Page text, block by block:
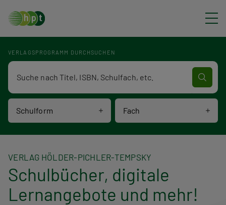
VERLAGSPROGRAMM DURCHSUCHEN
Schulform Fach
Verlagsprogramm Volltextsuche
VERLAG HÖLDER-PICHLER-TEMPSKY
Schulbücher, digitale
Lernangebote und mehr!